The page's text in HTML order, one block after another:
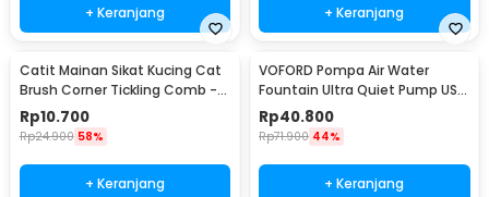
+ Keranjang + Keranjang
Catit Mainan Sikat Kucing Cat
Brush Corner Tickling Comb -
MO59
Rp10.700
Rp24.900 58%
+ Keranjang
VOFORD Pompa Air Water
Fountain Ultra Quiet Pump USB
DC 5V 1.5W - YP-8202
Rp40.800
Rp71.900 44%
+ Keranjang